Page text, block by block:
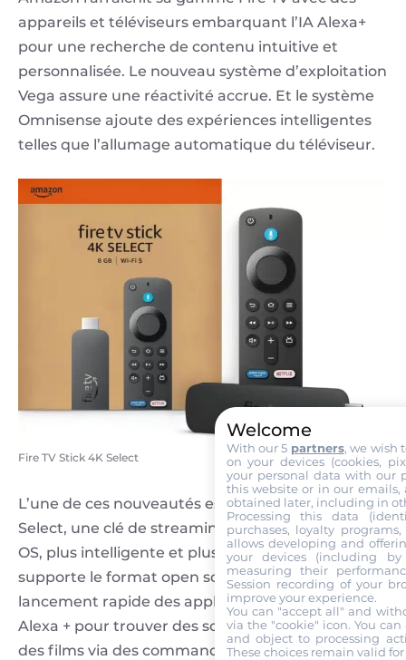
appareils et téléviseurs embarquant l’IA Alexa+
pour une recherche de contenu intuitive et
personnalisée. Le nouveau système d’exploitation
Vega assure une réactivité accrue. Et le système
Omnisense ajoute des expériences intelligentes
telles que l’allumage automatique du téléviseur.
Fire TV Stick 4K Select
L’une de ces nouveautés est le Fire TV Stick 4K
Select, une clé de streaming 4K HDMI avec Vega
OS, plus intelligente et plus rapide. Celle-ci
supporte le format open source HDR10+ et un
lancement rapide des applications. Elle intègre
Alexa + pour trouver des scènes spécifiques dans
des films via des commandes vocales naturelles.
Welcome
With our 5 partners, we wish
on your devices (cookies,
your personal data with our
this website or in our emails,
obtained later, including in
Processing this data
purchases, loyalty
allows developing and
your devices (including
measuring their
Session recording of your
improve your experience.
You can "accept all" and
via the "cookie" icon. You
and object to processing
These choices remain valid